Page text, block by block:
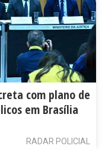
com plano de
em Brasília
RADAR POLICIAL